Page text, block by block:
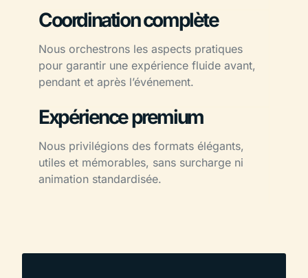
Coordination complète
Nous orchestrons les aspects pratiques
pour garantir une expérience fluide avant,
pendant et après l’événement.
Expérience premium
Nous privilégions des formats élégants,
utiles et mémorables, sans surcharge ni
animation standardisée.